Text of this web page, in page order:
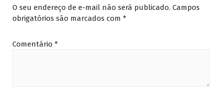
O seu endereço de e-mail não será publicado. Campos
obrigatórios são marcados com *
Comentário *